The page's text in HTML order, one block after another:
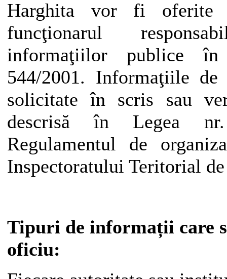
Harghita vor fi oferite
funcţionarul
informaţiilor publice
544/2001. Informaţiile
solicitate în scris sau
descrisă în Legea
Regulamentul de
Inspectoratului Teritorial
Tipuri de informații care
oficiu: